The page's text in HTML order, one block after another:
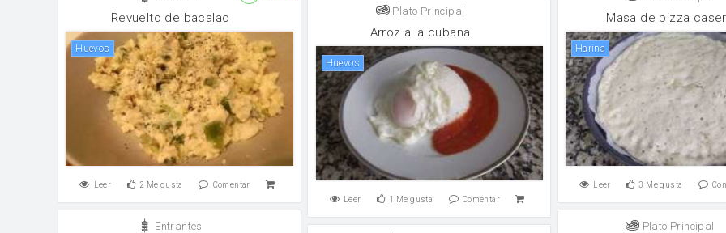
Revuelto de bacalao
huevos
Leer 2 Me gusta Comentar
Masa de pizza
harina
Leer 3 Me gusta
Plato Principal
Arroz a la cubana
huevos
Leer 1 Me gusta Comentar
Entrantes Plato Principal